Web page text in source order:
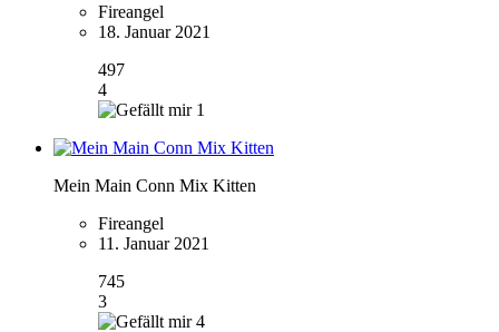
Fireangel
18. Januar 2021
497
4
1
Mein Main Conn Mix Kitten
Fireangel
11. Januar 2021
745
3
4